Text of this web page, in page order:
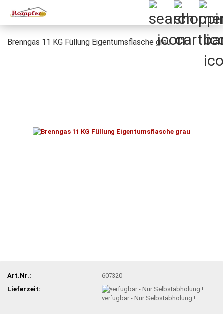
Brenngas 11 KG Füllung Eigentumsflasche grau
Art.Nr.:
607320
Lieferzeit:
verfügbar - Nur Selbstabholung !